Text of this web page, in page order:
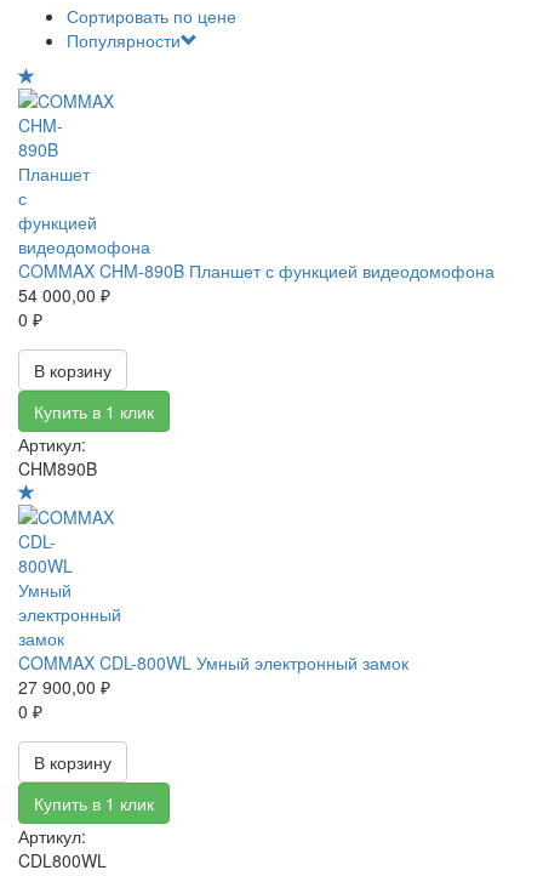
Сортировать по цене
Популярности
COMMAX CHM-890B Планшет с функцией видеодомофона
54 000,00 ₽
0 ₽
В корзину
Купить в 1 клик
Артикул:
CHM890B
COMMAX CDL-800WL Умный электронный замок
27 900,00 ₽
0 ₽
В корзину
Купить в 1 клик
Артикул:
CDL800WL